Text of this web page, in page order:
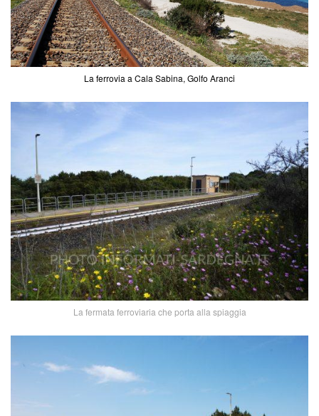
La ferrovia a Cala Sabina, Golfo Aranci
La fermata ferroviaria che porta alla spiaggia